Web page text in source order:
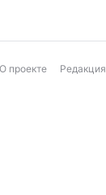
О проекте Редакция